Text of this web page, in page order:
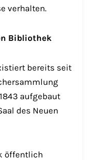
verhalten.
Bibliothek
bereits seit
aufgebaut
des Neuen
öffentlich